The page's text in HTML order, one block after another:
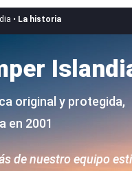
•La historia
original y protegida,
en 2001
de nuestro equipo